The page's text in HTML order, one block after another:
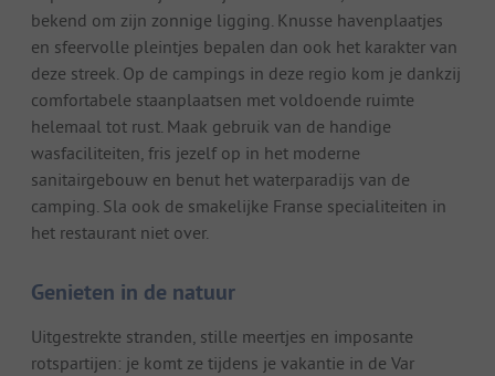
bekend om zijn zonnige ligging. Knusse havenplaatjes
en sfeervolle pleintjes bepalen dan ook het karakter van
deze streek. Op de campings in deze regio kom je dankzij
comfortabele staanplaatsen met voldoende ruimte
helemaal tot rust. Maak gebruik van de handige
wasfaciliteiten, fris jezelf op in het moderne
sanitairgebouw en benut het waterparadijs van de
camping. Sla ook de smakelijke Franse specialiteiten in
het restaurant niet over.
Genieten in de natuur
Uitgestrekte stranden, stille meertjes en imposante
rotspartijen: je komt ze tijdens je vakantie in de Var